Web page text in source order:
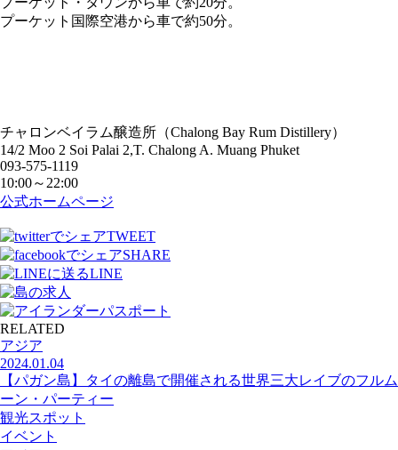
プーケット国際空港から車で約50分。
チャロンベイラム醸造所（Chalong Bay Rum Distillery）
14/2 Moo 2 Soi Palai 2,T. Chalong A. Muang Phuket
093-575-1119
10:00～22:00
公式ホームページ
TWEET
SHARE
LINE
RELATED
アジア
2024.01.04
【パガン島】タイの離島で開催される世界三大レイブのフルム
ーン・パーティー
観光スポット
イベント